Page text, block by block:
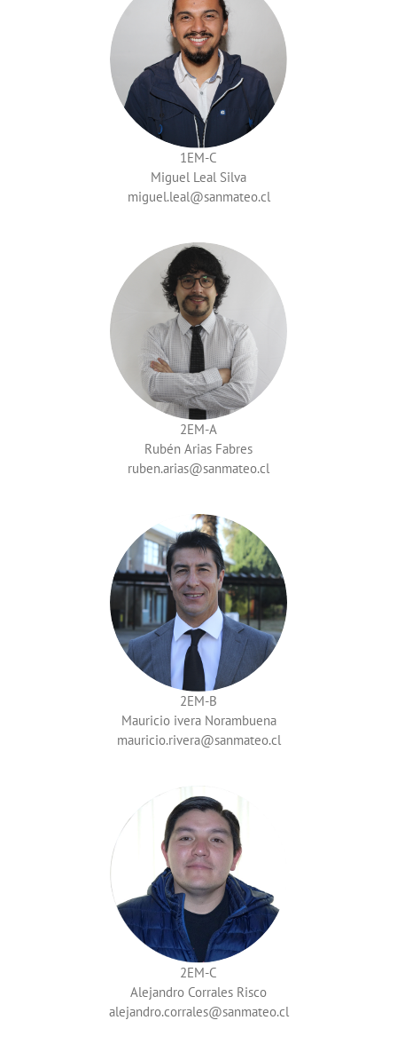
1EM-C
Miguel Leal Silva
miguel.leal
2EM-A
Rubén Arias Fabres
ruben.arias
2EM-B
Mauricio ivera Norambuena
mauricio.rivera
2EM-C
Alejandro Corrales Risco
alejandro.corrales